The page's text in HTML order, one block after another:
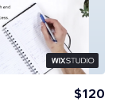
$120